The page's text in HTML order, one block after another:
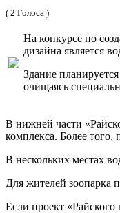
( 2 Голоса )
На конкурсе по
дизайна является
Здание
очищаясь
В нижней части
комплекса. Более
В нескольких местах
Для жителей зоопарка
Если проект «Райского